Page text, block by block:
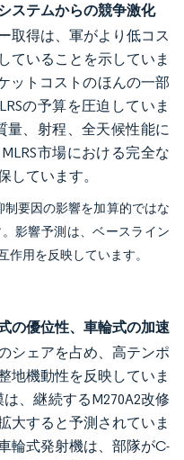
ステムからの競争激化
取得は、軍がより低コス
ていることを示していま
ットコストのほんの一部
の予算を圧迫していま
量、射程、全天候性能に
市場における完全な
しています。
要因の影響を加算的ではな
影響予測は、ベースライン
作用を反映しています。
の優位性、車輪式の加速
シェアを占め、高テンポ
地機動性を反映していま
、継続するM270A2改修
大すると予測されていま
輪式発射機は、部隊がC-